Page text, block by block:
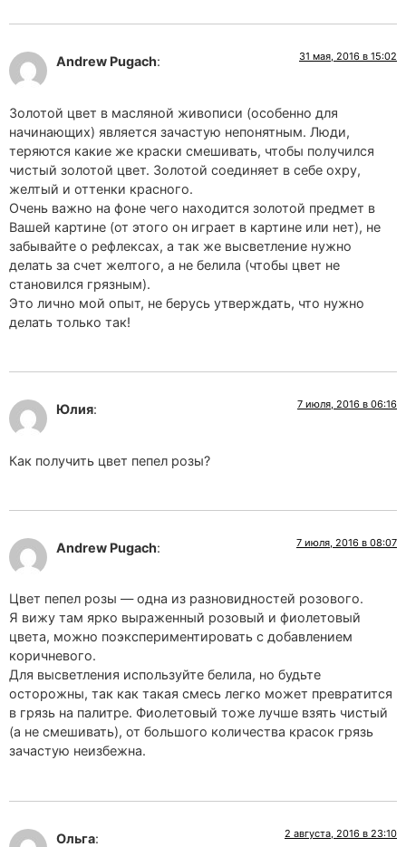
Andrew Pugach: 31 мая, 2016 в 15:02
Золотой цвет в масляной живописи (особенно для
начинающих) является зачастую непонятным. Люди,
теряются какие же краски смешивать, чтобы получился
чистый золотой цвет. Золотой соединяет в себе охру,
желтый и оттенки красного.
Очень важно на фоне чего находится золотой предмет в
Вашей картине (от этого он играет в картине или нет), не
забывайте о рефлексах, а так же высветление нужно
делать за счет желтого, а не белила (чтобы цвет не
становился грязным).
Это лично мой опыт, не берусь утверждать, что нужно
делать только так!
Юлия: 7 июля, 2016 в 06:16
Как получить цвет пепел розы?
Andrew Pugach: 7 июля, 2016 в 08:07
Цвет пепел розы — одна из разновидностей розового.
Я вижу там ярко выраженный розовый и фиолетовый
цвета, можно поэкспериментировать с добавлением
коричневого.
Для высветления используйте белила, но будьте
осторожны, так как такая смесь легко может превратится
в грязь на палитре. Фиолетовый тоже лучше взять чистый
(а не смешивать), от большого количества красок грязь
зачастую неизбежна.
Ольга: 2 августа, 2016 в 23:10